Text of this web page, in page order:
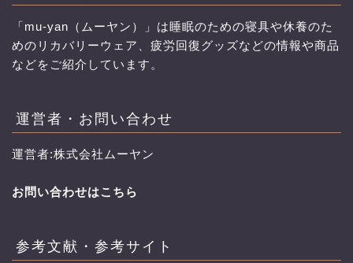
「mu-yan（ムーヤン）」は睡眠のための寝具や休養のた
めのリカバリーウェア、疲労回復グッズなどの情報や商品
などをご紹介しています。
運営者・お問い合わせ
運営者:株式会社ムーヤン
お問い合わせはこちら
参考文献・参考サイト